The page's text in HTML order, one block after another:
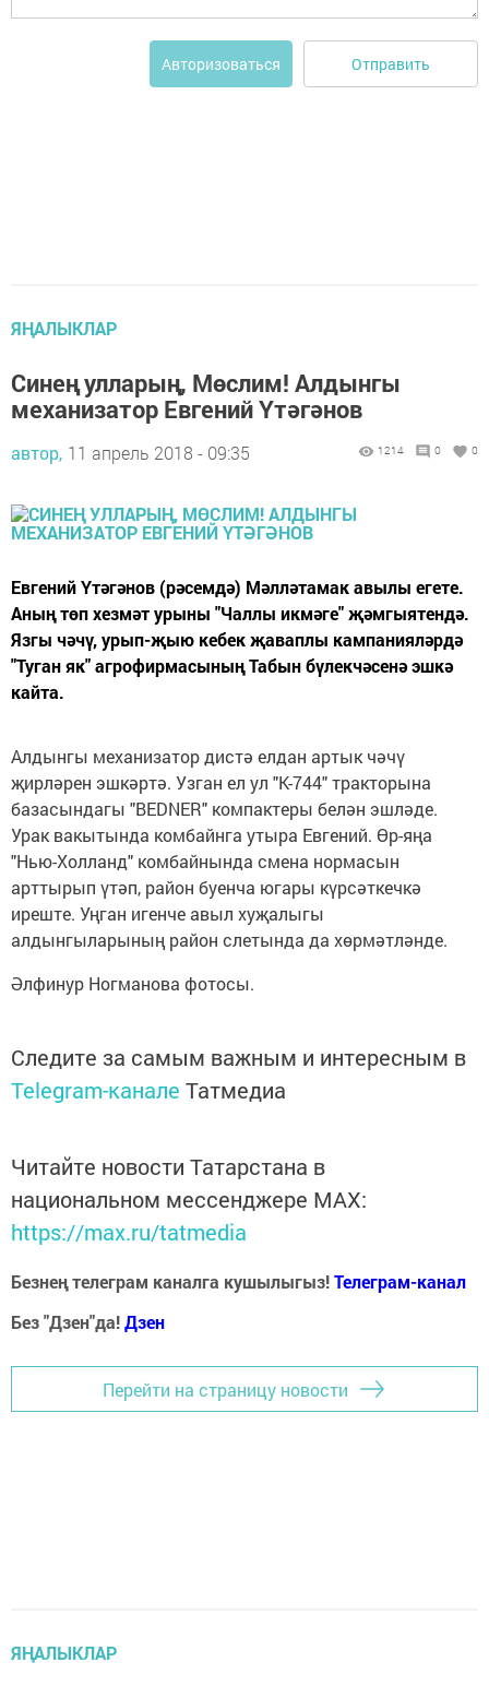
Авторизоваться Отправить
ЯҢАЛЫКЛАР
Синең улларың, Мөслим! Алдынгы
механизатор Евгений Үтәгәнов
автор, 11 апрель 2018 - 09:35 1214 0 0
Евгений Үтәгәнов (рәсемдә) Мәлләтамак авылы егете.
Аның төп хезмәт урыны "Чаллы икмәге" җәмгыятендә.
Язгы чәчү, урып-җыю кебек җаваплы кампанияләрдә
"Туган як" агрофирмасының Табын бүлекчәсенә эшкә
кайта.
Алдынгы механизатор дистә елдан артык чәчү
җирләрен эшкәртә. Узган ел ул "К-744" тракторына
базасындагы "BEDNER" компактеры белән эшләде.
Урак вакытында комбайнга утыра Евгений. Өр-яңа
"Нью-Холланд" комбайнында смена нормасын
арттырып үтәп, район буенча югары күрсәткечкә
иреште. Уңган игенче авыл хуҗалыгы
алдынгыларының район слетында да хөрмәтләнде.
Әлфинур Ногманова фотосы.
Следите за самым важным и интересным в
Telegram-канале Татмедиа
Читайте новости Татарстана в
национальном мессенджере MАХ:
https://max.ru/tatmedia
Безнең телеграм каналга кушылыгыз!Телеграм-канал
Без "Дзен"да!Дзен
Перейти на страницу новости
ЯҢАЛЫКЛАР